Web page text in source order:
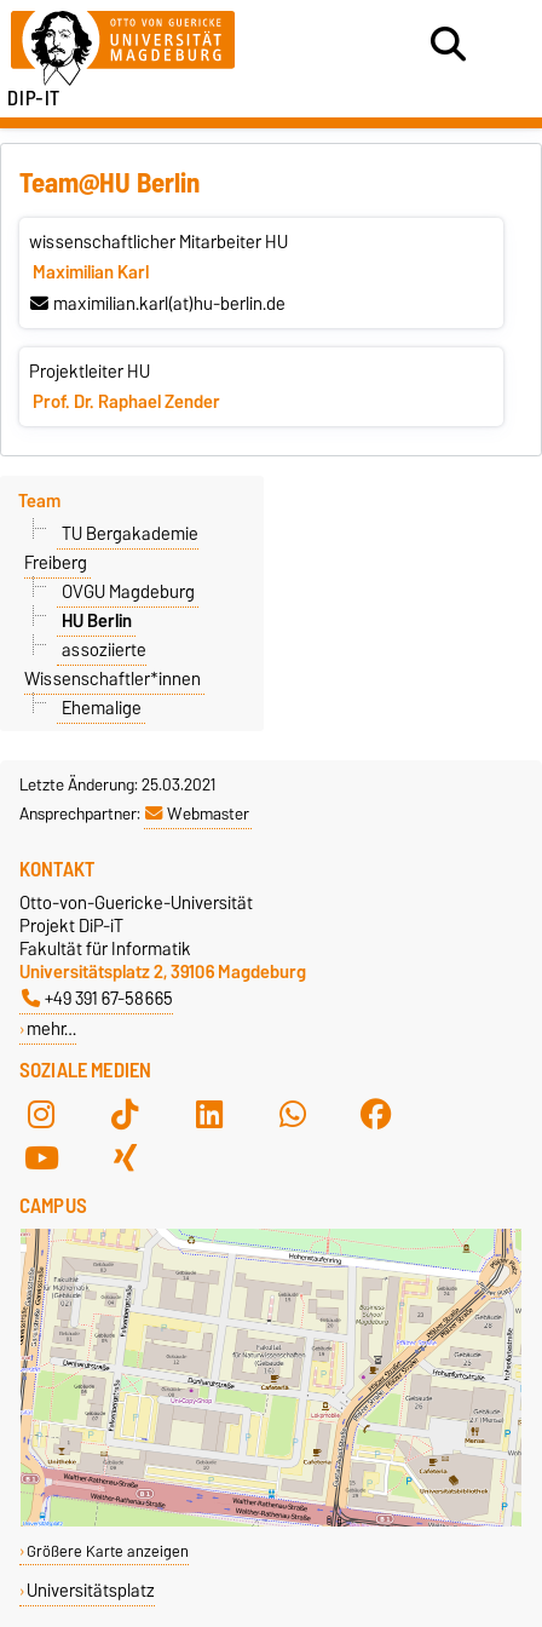
DIP-IT
Team@HU Berlin
wissenschaftlicher Mitarbeiter HU
Maximilian Karl
maximilian.karl(at)hu-berlin.de
Projektleiter HU
Prof. Dr. Raphael Zender
Team
TU Bergakademie
Freiberg
OVGU Magdeburg
HU Berlin
assoziierte
Wissenschaftler*innen
Ehemalige
Letzte Änderung: 25.03.2021
Ansprechpartner:
Webmaster
SOZIALE MEDIEN
KONTAKT
Otto-von-Guericke-Universität
Projekt DiP-iT
Fakultät für Informatik
Universitätsplatz 2, 39106 Magdeburg
+49 391 67-58665
mehr…
CAMPUS
Größere Karte anzeigen
Universitätsplatz